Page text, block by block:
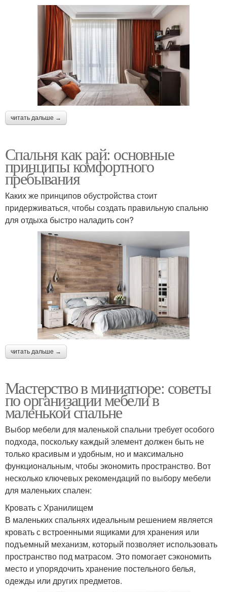
читать дальше →
Спальня как рай: основные
принципы комфортного
пребывания
Каких же принципов обустройства стоит
придерживаться, чтобы создать правильную спальню
для отдыха быстро наладить сон?
читать дальше →
Мастерство в миниатюре: советы
по организации мебели в
маленькой спальне
Выбор мебели для маленькой спальни требует особого
подхода, поскольку каждый элемент должен быть не
только красивым и удобным, но и максимально
функциональным, чтобы экономить пространство. Вот
несколько ключевых рекомендаций по выбору мебели
для маленьких спален:
Кровать с Хранилищем
В маленьких спальнях идеальным решением является
кровать с встроенными ящиками для хранения или
подъемный механизм, который позволяет использовать
пространство под матрасом. Это помогает сэкономить
место и упорядочить хранение постельного белья,
одежды или других предметов.